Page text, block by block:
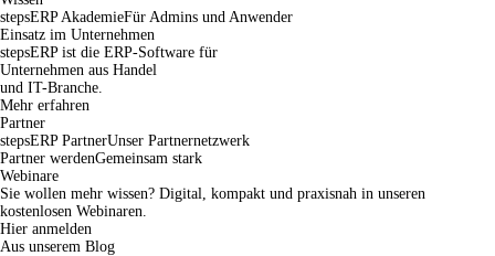
stepsERP AkademieFür Admins und Anwender
Einsatz im Unternehmen
stepsERP ist die ERP-Software für
Unternehmen aus Handel
und IT-Branche.
Mehr erfahren
Partner
stepsERP PartnerUnser Partnernetzwerk
Partner werdenGemeinsam stark
Webinare
Sie wollen mehr wissen? Digital, kompakt und praxisnah in unseren
kostenlosen Webinaren.
Hier anmelden
Aus unserem Blog